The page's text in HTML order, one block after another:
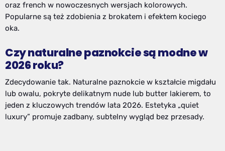
oraz french w nowoczesnych wersjach kolorowych.
Popularne są też zdobienia z brokatem i efektem kociego
oka.
Czy naturalne paznokcie są modne w
2026 roku?
Zdecydowanie tak. Naturalne paznokcie w kształcie migdału
lub owalu, pokryte delikatnym nude lub butter lakierem, to
jeden z kluczowych trendów lata 2026. Estetyka „quiet
luxury” promuje zadbany, subtelny wygląd bez przesady.